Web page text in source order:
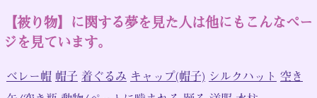
【被り物】に関する夢を見た人は他にもこんなペー
ジを見ています。
ベレー帽 帽子 着ぐるみ キャップ(帽子) シルクハット 空き